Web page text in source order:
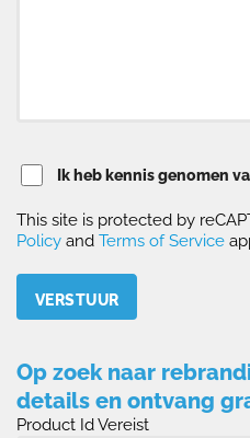
Ik heb kennis genomen
This site is protected by
Policy and Terms of Service
Op zoek naar
details en ontvang
Product Id Vereist